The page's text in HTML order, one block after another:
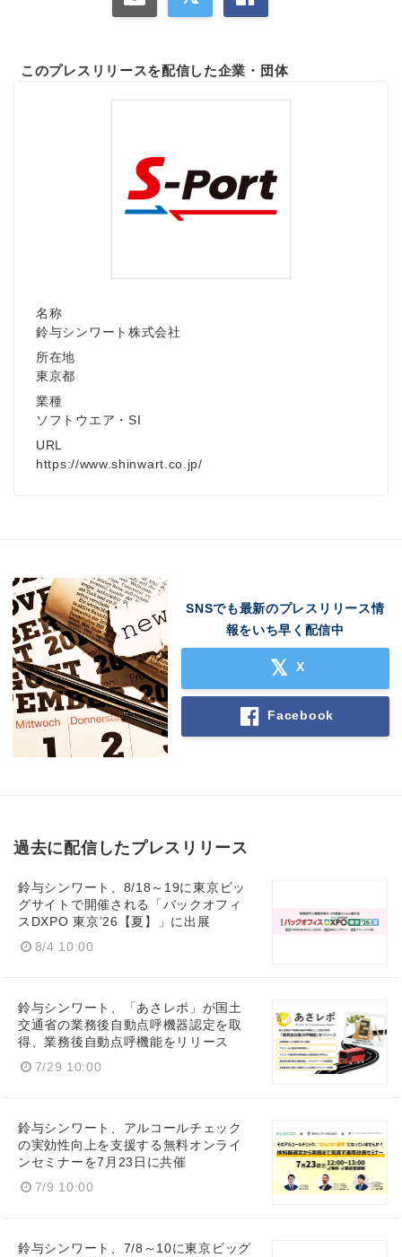
このプレスリリースを配信した企業・団体
名称
鈴与シンワート株式会社
所在地
東京都
業種
ソフトウエア・SI
URL
https://www.shinwart.co.jp/
SNSでも最新のプレスリリース情
報をいち早く配信中
X
Facebook
過去に配信したプレスリリース
鈴与シンワート、8/18～19に東京ビッ
グサイトで開催される「バックオフィ
スDXPO 東京’26【夏】」に出展
8/4 10:00
鈴与シンワート、「あさレポ」が国土
交通省の業務後自動点呼機器認定を取
得、業務後自動点呼機能をリリース
7/29 10:00
鈴与シンワート、アルコールチェック
の実効性向上を支援する無料オンライ
ンセミナーを7月23日に共催
7/9 10:00
鈴与シンワート、7/8～10に東京ビッグ